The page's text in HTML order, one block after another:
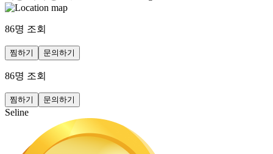
86명 조회
찜하기 문의하기
86명 조회
찜하기 문의하기
Seline